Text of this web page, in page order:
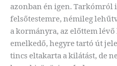
azonban én igen. Tarkómról
felsőtestemre, némileg
a kormányra, az előttem lévő
emelkedő, hegyre tartó út
tincs eltakarta a kilátást, de